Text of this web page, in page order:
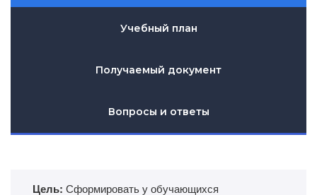
Учебный план
Получаемый документ
Вопросы и ответы
Цель: Сформировать у обучающихся